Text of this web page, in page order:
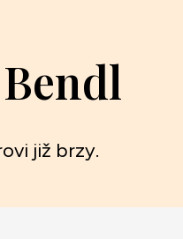
již brzy.